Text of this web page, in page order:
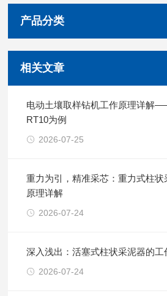
产品分类
相关文章
电动土壤取样钻机工作原理详解
RT10为例
2026-07-25
重力为引，精准采芯：重力式柱状
原理详解
2026-07-24
深入浅出：活塞式柱状采泥器的工
2026-07-24